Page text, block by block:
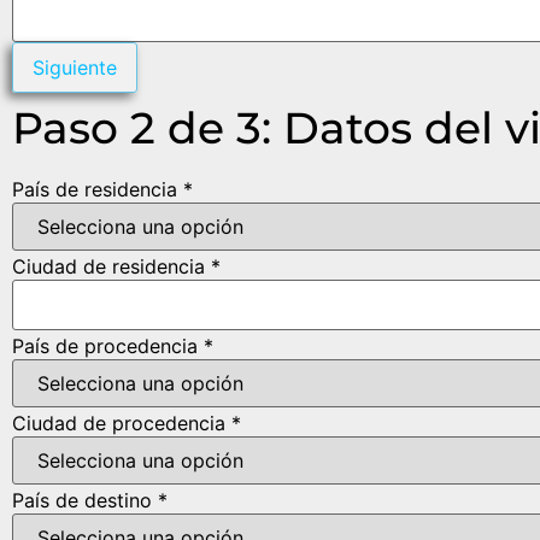
Siguiente
Paso 2 de 3: Datos del
País de residencia *
Ciudad de residencia *
País de procedencia *
Ciudad de procedencia *
País de destino *